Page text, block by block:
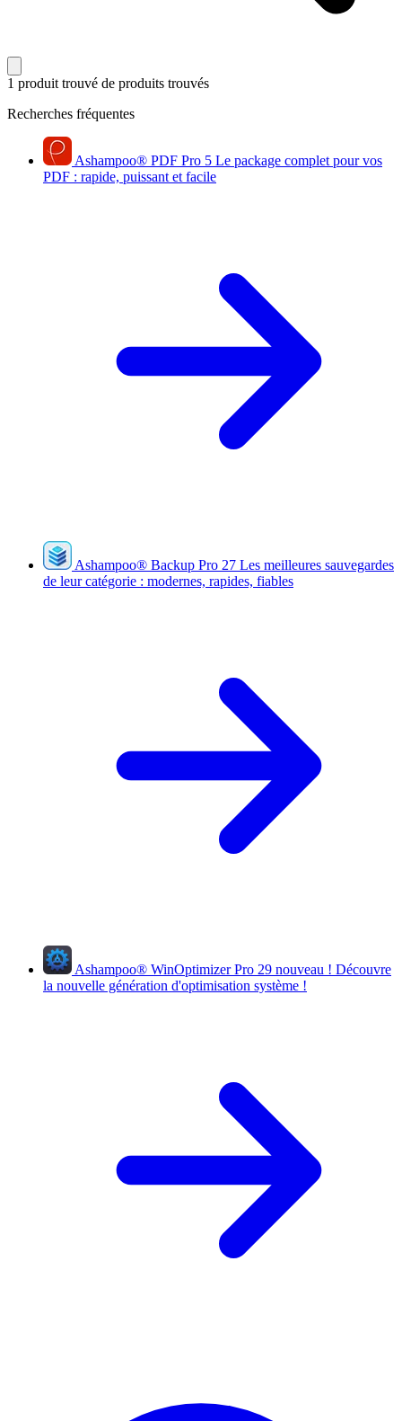
1 produit trouvé de produits trouvés
Recherches fréquentes
Ashampoo® PDF Pro 5 Le package complet pour vos
PDF : rapide, puissant et facile
Ashampoo® Backup Pro 27 Les meilleures sauvegardes
de leur catégorie : modernes, rapides, fiables
Ashampoo® WinOptimizer Pro 29 nouveau ! Découvre
la nouvelle génération d'optimisation système !